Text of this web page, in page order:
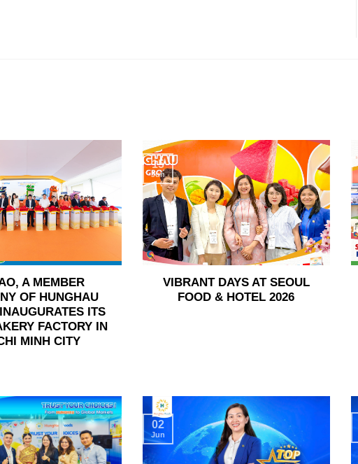
A MEMBER
OF HUNGHAU
ITS
FACTORY IN
MINH CITY
VIBRANT DAYS AT SEOUL
FOOD & HOTEL 2026
15
Jun
02
Jun